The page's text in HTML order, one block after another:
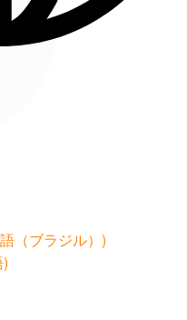
（ブラジル） )
)